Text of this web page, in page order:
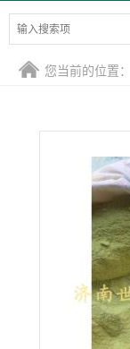
产品展厅
证书荣誉
您当前的位置：